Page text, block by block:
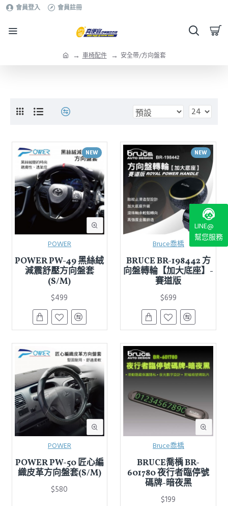
會員登入 會員註冊
車椅配件 安全帶/方向盤套
NEW
POWER
POWER PW-49 黑絲絨
減震舒壓方向盤套
(S/M)
$499
NEW
Bruce喬楀
BRUCE BR-198442 方
向盤轉輪【加大底座】-
賽道版
$699
POWER
POWER PW-50 匠心編
織皮革方向盤套(S/M)
$580
Bruce喬楀
BRUCE喬楀 BR-
601780 夜行者臨停號
碼牌-暗夜黑
$199
LINE@
幫您服務